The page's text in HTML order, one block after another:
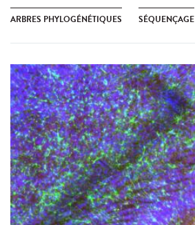
ARBRES PHYLOGÉNÉTIQUES SÉQUENÇAGE